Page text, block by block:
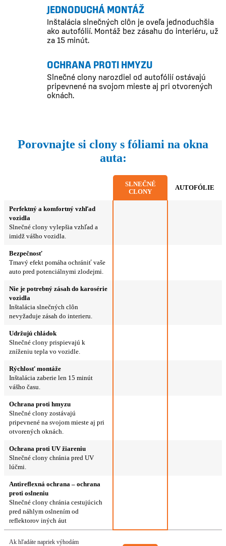
JEDNODUCHÁ MONTÁŽ
Inštalácia slnečných clôn je oveľa jednoduchšia
ako autofólií. Montáž bez zásahu do interiéru, už
za 15 minút.
OCHRANA PROTI HMYZU
Slnečné clony narozdiel od autofólií ostávajú
pripevnené na svojom mieste aj pri otvorených
oknách.
Porovnajte si clony s fóliami na okna
auta:
SLNEČNÉ
CLONY
AUTOFÓLIE
Perfektný a komfortný vzhľad
vozidla
Slnečné clony vylepšia vzhľad a
imidž vášho vozidla.
Bezpečnosť
Tmavý efekt pomáha ochrániť vaše
auto pred potenciálnymi zlodejmi.
Nie je potrebný zásah do karosérie
vozidla
Inštalácia slnečných clôn
nevyžaduje zásah do interieru.
Udržujú chládok
Slnečné clony prispievajú k
zníženiu tepla vo vozidle.
Rýchlosť montáže
Inštalácia zaberie len 15 minút
vášho času.
Ochrana proti hmyzu
Slnečné clony zostávajú
pripevnené na svojom mieste aj pri
otvorených oknách.
Ochrana proti UV žiareniu
Slnečné clony chránia pred UV
lúčmi.
Antireflexná ochrana – ochrana
proti oslneniu
Slnečné clony chránia cestujúcich
pred náhlym oslnením od
reflektorov iných áut
Ak hľadáte napriek výhodám